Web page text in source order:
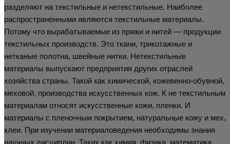
разделяют на текстильные и нетекстильные. Наиболее
распространенными являются текстильные материалы.
Потому что вырабатываемые из пряжи и нитей — продукции
текстильных производств. Это ткани, трикотажные и
нетканые полотна, швейные нитки. Нетекстильные
материалы выпускают предприятия других отраслей
хозяйства страны. Такой как химической, кожевенно-обувной,
меховой, производства искусственных кож. К не текстильным
материалам относят искусственные кожи, пленки. И
материалы с пленочным покрытием, натуральные кожу и мех,
клеи. При изучении материаловедения необходимы знания